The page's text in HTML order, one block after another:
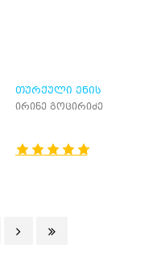
ᲗᲣᲠᲥᲣᲚᲘ ᲔᲜᲘᲡ
ᲡᲐᲮᲔᲚᲛᲫᲦᲕᲐᲜᲔᲚᲝ
ირინე გოცირიძე